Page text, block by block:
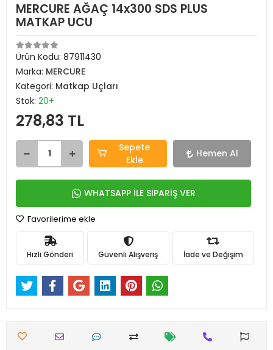
MERCURE AĞAÇ 14x300 SDS PLUS
MATKAP UCU
Ürün Kodu: 87911430
Marka: MERCURE
Kategori: Matkap Uçları
Stok: 20+
278,83 TL
Sepete
Ekle
Hemen Al
WHATSAPP İLE SİPARİŞ VER
Favorilerime ekle
Hızlı Gönderi Güvenli Alışveriş İade ve Değişim